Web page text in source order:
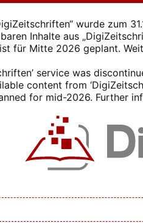
wurde zum
Inhalte aus
für Mitte 2026 geplant.
service was
content from
for mid-2026. Further